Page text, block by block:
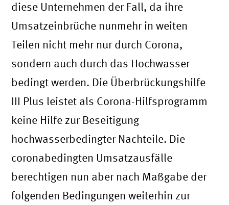
diese Unternehmen der Fall, da ihre
Umsatzeinbrüche nunmehr in weiten
Teilen nicht mehr nur durch Corona,
sondern auch durch das Hochwasser
bedingt werden. Die Überbrückungshilfe
III Plus leistet als Corona-Hilfsprogramm
keine Hilfe zur Beseitigung
hochwasserbedingter Nachteile. Die
coronabedingten Umsatzausfälle
berechtigen nun aber nach Maßgabe der
folgenden Bedingungen weiterhin zur